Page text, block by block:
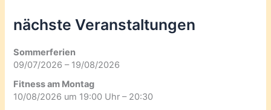
nächste Veranstaltungen
Sommerferien
09/07/2026 – 19/08/2026
Fitness am Montag
10/08/2026 um 19:00 Uhr – 20:30